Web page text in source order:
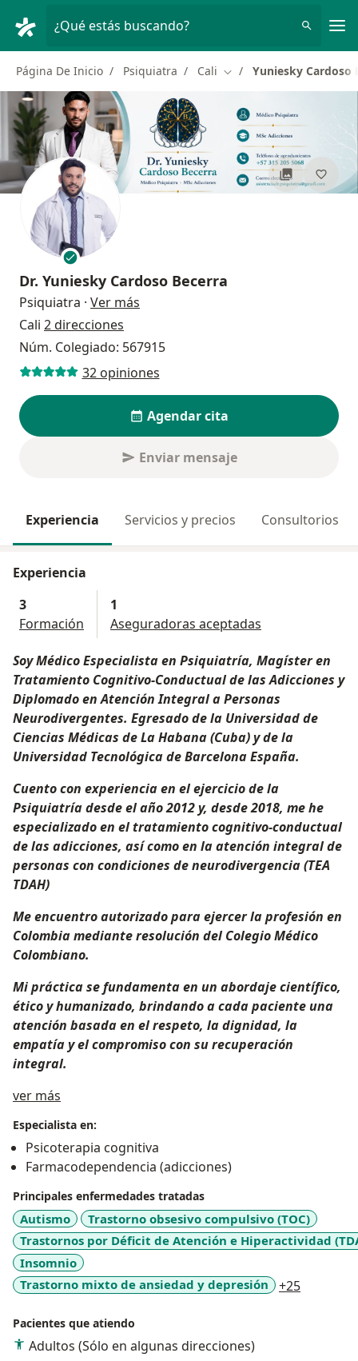
¿Qué estás buscando?
Página De Inicio Psiquiatra Cali Cambiar de ciudad
Yuniesky Cardoso
Dr. Yuniesky Cardoso Becerra
Psiquiatra · Ver más
Cali 2 direcciones
Núm. Colegiado: 567915
32 opiniones
Agendar cita
Enviar mensaje
Experiencia Servicios y precios Consultorios
Experiencia
3
Formación
1
Aseguradoras aceptadas
Soy Médico Especialista en Psiquiatría, Magíster en
Tratamiento Cognitivo-Conductual de las Adicciones y
Diplomado en Atención Integral a Personas
Neurodivergentes. Egresado de la Universidad de
Ciencias Médicas de La Habana (Cuba) y de la
Universidad Tecnológica de Barcelona España.
Cuento con experiencia en el ejercicio de la
Psiquiatría desde el año 2012 y, desde 2018, me he
especializado en el tratamiento cognitivo-conductual
de las adicciones, así como en la atención integral de
personas con condiciones de neurodivergencia (TEA
TDAH)
Me encuentro autorizado para ejercer la profesión en
Colombia mediante resolución del Colegio Médico
Colombiano.
Mi práctica se fundamenta en un abordaje científico,
ético y humanizado, brindando a cada paciente una
atención basada en el respeto, la dignidad, la
empatía y el compromiso con su recuperación
integral.
ver más
Especialista en:
Psicoterapia cognitiva
Farmacodependencia (adicciones)
Principales enfermedades tratadas
Autismo
Trastorno obsesivo compulsivo (TOC)
Trastornos por Déficit de Atención e Hiperactividad
Insomnio
Trastorno mixto de ansiedad y depresión
+25
Pacientes que atiendo
Adultos (Sólo en algunas direcciones)